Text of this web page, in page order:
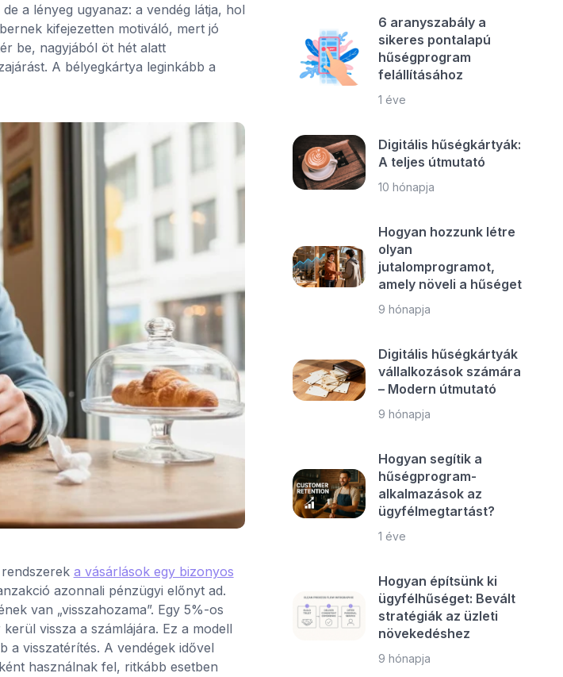
a lényeg ugyanaz: a vendég látja, hol
kifejezetten motiváló, mert jó
be, nagyjából öt hét alatt
A bélyegkártya leginkább a
a vásárlások egy bizonyos
azonnali pénzügyi előnyt ad.
van „visszahozama”. Egy 5%-os
vissza a számlájára. Ez a modell
a visszatérítés. A vendégek idővel
használnak fel, ritkább esetben
6 aranyszabály a
sikeres pontalapú
hűségprogram
felállításához
1 éve
Digitális hűségkártyák:
A teljes útmutató
10 hónapja
Hogyan hozzunk létre
olyan
jutalomprogramot,
amely növeli a hűséget
9 hónapja
Digitális hűségkártyák
vállalkozások számára
– Modern útmutató
9 hónapja
Hogyan segítik a
hűségprogram-
alkalmazások az
ügyfélmegtartást?
1 éve
Hogyan építsünk ki
ügyfélhűséget: Bevált
stratégiák az üzleti
növekedéshez
9 hónapja